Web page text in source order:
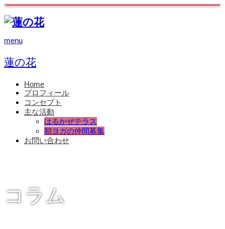
menu
蓮の花
Home
プロフィール
コンセプト
主な活動
はるかぜテラス
朝ヨガの仲間募集
お問い合わせ
コラム